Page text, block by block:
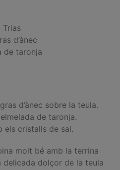
Trias
d’ànec
de taronja
d’ànec sobre la teula.
de taronja.
els cristalls de sal.
molt bé amb la terrina
delicada dolçor de la teula